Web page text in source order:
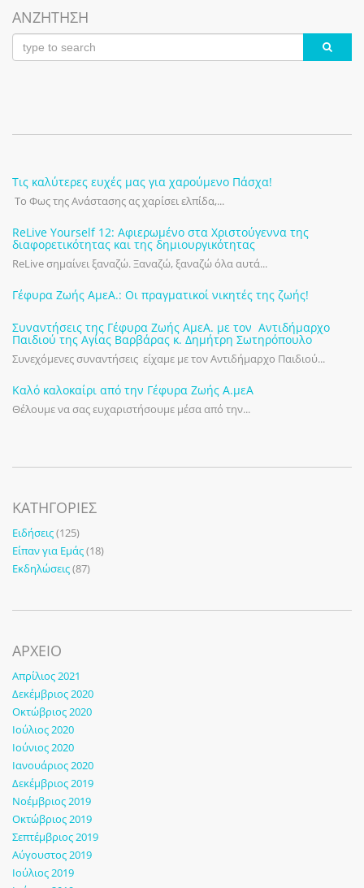
ΑΝΖΗΤΗΣΗ
Τις καλύτερες ευχές μας για χαρούμενο Πάσχα!
Το Φως της Ανάστασης ας χαρίσει ελπίδα,...
ReLive Yourself 12: Αφιερωμένο στα Χριστούγεννα της
διαφορετικότητας και της δημιουργικότητας
ReLive σημαίνει ξαναζώ. Ξαναζώ, ξαναζώ όλα αυτά...
Γέφυρα Ζωής ΑμεΑ.: Οι πραγματικοί νικητές της ζωής!
Συναντήσεις της Γέφυρα Ζωής ΑμεΑ. με τον Αντιδήμαρχο
Παιδιού της Αγίας Βαρβάρας κ. Δημήτρη Σωτηρόπουλο
Συνεχόμενες συναντήσεις είχαμε με τον Αντιδήμαρχο Παιδιού...
Καλό καλοκαίρι από την Γέφυρα Ζωής Α.μεΑ
Θέλουμε να σας ευχαριστήσουμε μέσα από την...
KΑΤΗΓΟΡΊΕΣ
Ειδήσεις(125)
Είπαν για Εμάς(18)
Εκδηλώσεις(87)
ΑΡΧΕΙΟ
Απρίλιος 2021
Δεκέμβριος 2020
Οκτώβριος 2020
Ιούλιος 2020
Ιούνιος 2020
Ιανουάριος 2020
Δεκέμβριος 2019
Νοέμβριος 2019
Οκτώβριος 2019
Σεπτέμβριος 2019
Αύγουστος 2019
Ιούλιος 2019